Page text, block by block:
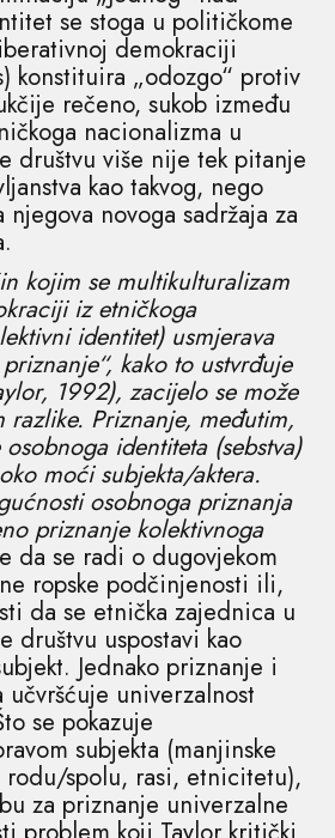
se stoga u političkome
demokraciji
konstituira „odozgo“ protiv
rečeno, sukob između
nacionalizma u
društvu više nije tek pitanje
kao takvog, nego
novoga sadržaja za
kojim se multikulturalizam
iz etničkoga
identitet) usmjerava
kako to ustvrđuje
1992), zacijelo se može
Priznanje, međutim,
identiteta (sebstva)
moći subjekta/aktera.
osobnoga priznanja
priznanje kolektivnoga
da se radi o dugovjekom
ropske podčinjenosti ili,
da se etnička zajednica u
društvu uspostavi kao
Jednako priznanje i
učvršćuje univerzalnost
se pokazuje
subjekta (manjinske
spolu, rasi, etnicitetu),
za priznanje univerzalne